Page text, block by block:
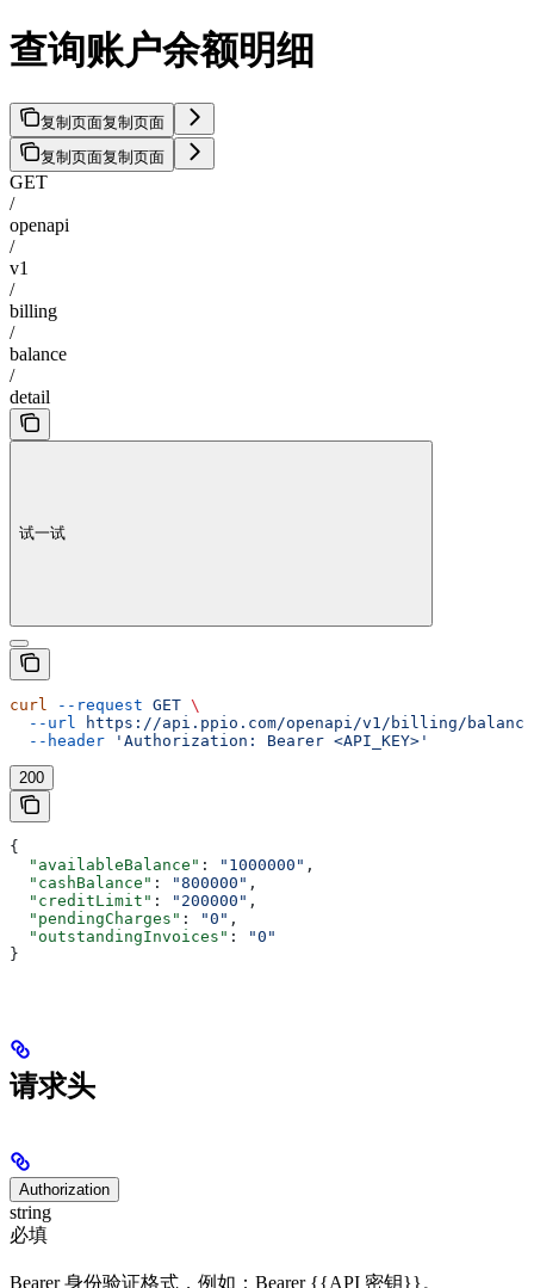
查询账户余额明细
复制页面复制页面
复制页面复制页面
GET
/
openapi
/
v1
/
billing
/
balance
/
detail
试一试
curl --request GET \
  --url
https://api.ppio.com/openapi/v1/billing/
  --header
'Authorization: Bearer <API_KEY>'
200
{
  "availableBalance"
: "1000000" ,
  "cashBalance"
: "800000" ,
  "creditLimit"
: "200000" ,
  "pendingCharges"
: "0" ,
  "outstandingInvoices"
:
"0"
}
请求头
Authorization
string
必填
Bearer 身份验证格式，例如：Bearer {{API 密钥}}。